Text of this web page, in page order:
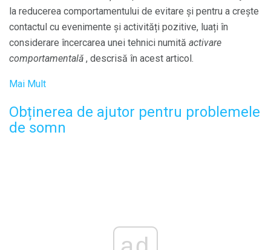
la reducerea comportamentului de evitare și pentru a crește
contactul cu evenimente și activități pozitive, luați în
considerare încercarea unei tehnici numită activare
comportamentală , descrisă în acest articol.
Mai Mult
Obținerea de ajutor pentru problemele
de somn